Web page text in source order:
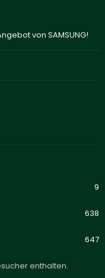
von SAMSUNG!
9
638
647
enthalten.